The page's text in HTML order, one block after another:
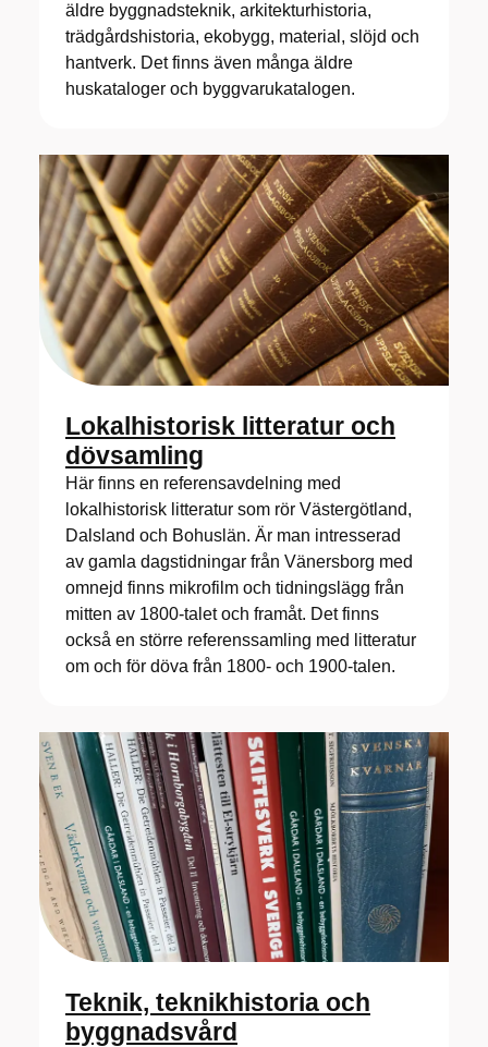
äldre byggnadsteknik, arkitekturhistoria,
trädgårdshistoria, ekobygg, material, slöjd och
hantverk. Det finns även många äldre
huskataloger och byggvarukatalogen.
Lokalhistorisk litteratur och
dövsamling
Här finns en referensavdelning med
lokalhistorisk litteratur som rör Västergötland,
Dalsland och Bohuslän. Är man intresserad
av gamla dagstidningar från Vänersborg med
omnejd finns mikrofilm och tidningslägg från
mitten av 1800-talet och framåt. Det finns
också en större referenssamling med litteratur
om och för döva från 1800- och 1900-talen.
Teknik, teknikhistoria och
byggnadsvård